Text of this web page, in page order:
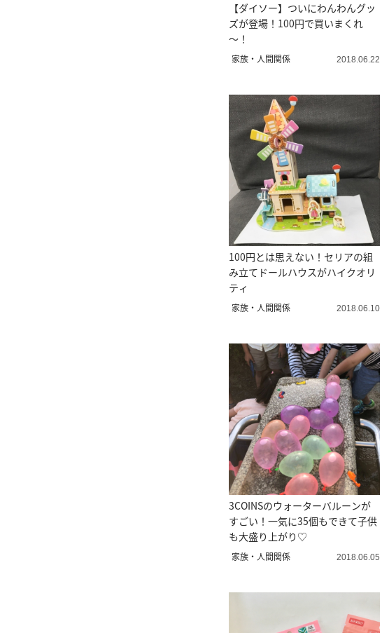
【ダイソー】ついにわんわんグッ
ズが登場！100円で買いまくれ
～！
家族・人間関係 2018.06.22
100円とは思えない！セリアの組
み立てドールハウスがハイクオリ
ティ
家族・人間関係 2018.06.10
3COINSのウォーターバルーンが
すごい！一気に35個もできて子供
も大盛り上がり♡
家族・人間関係 2018.06.05